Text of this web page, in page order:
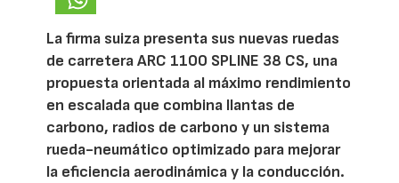
La firma suiza presenta sus nuevas ruedas
de carretera ARC 1100 SPLINE 38 CS, una
propuesta orientada al máximo rendimiento
en escalada que combina llantas de
carbono, radios de carbono y un sistema
rueda-neumático optimizado para mejorar
la eficiencia aerodinámica y la conducción.